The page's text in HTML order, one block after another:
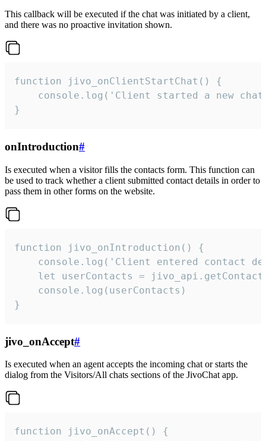
This callback will be executed if the chat was initiated by a client,
and there was no proactive invitation shown.
function jivo_onClientStartChat() {
console.log('Client started a new
}
onIntroduction#
Is executed when a visitor fills the contacts form. This function can
be used to track whether a client submitted contact details in order to
pass them in other forms on the website.
function jivo_onIntroduction() {
console.log('Client entered contact
let userContacts =
    console.log(userContacts)
}
jivo_onAccept#
Is executed when an agent accepts the incoming chat or starts the
dialog from the Visitors/All chats sections of the JivoChat app.
function jivo_onAccept() {